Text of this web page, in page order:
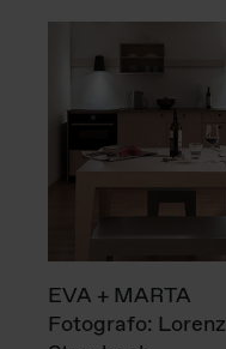
EVA + MARTA
Fotografo: Lorenz